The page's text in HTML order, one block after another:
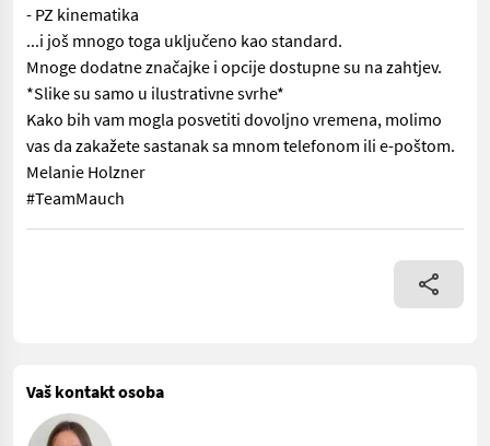
- PZ kinematika
...i još mnogo toga uključeno kao standard.
Mnoge dodatne značajke i opcije dostupne su na zahtjev.
*Slike su samo u ilustrativne svrhe*
Kako bih vam mogla posvetiti dovoljno vremena, molimo
vas da zakažete sastanak sa mnom telefonom ili e-poštom.
Melanie Holzner
#TeamMauch
Weidemann 2060 Utovarivač na kotačima - 57 KS - Okretna
Vaš kontakt osoba